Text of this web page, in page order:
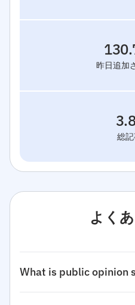
昨日追加
総
よく
What is public opinion